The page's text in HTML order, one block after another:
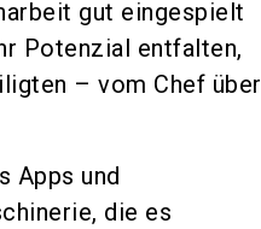
gut eingespielt
Potenzial entfalten,
– vom Chef über
Apps und
die es